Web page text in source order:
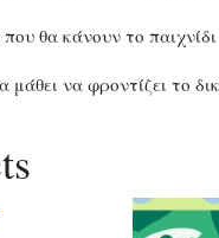
θα κάνουν το
μάθει να φροντίζει το